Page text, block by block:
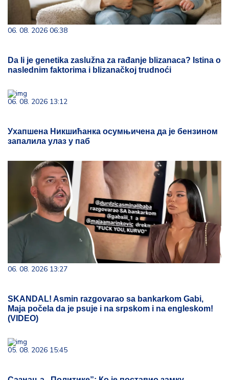
06. 08. 2026 06:38
Da li je genetika zaslužna za rađanje blizanaca? Istina o
naslednim faktorima i blizanačkoj trudnoći
06. 08. 2026 13:12
Ухапшена Никшићанка осумњичена да је бензином
запалила улаз у паб
06. 08. 2026 13:27
SKANDAL! Asmin razgovarao sa bankarkom Gabi,
Maja počela da je psuje i na srpskom i na engleskom!
(VIDEO)
05. 08. 2026 15:45